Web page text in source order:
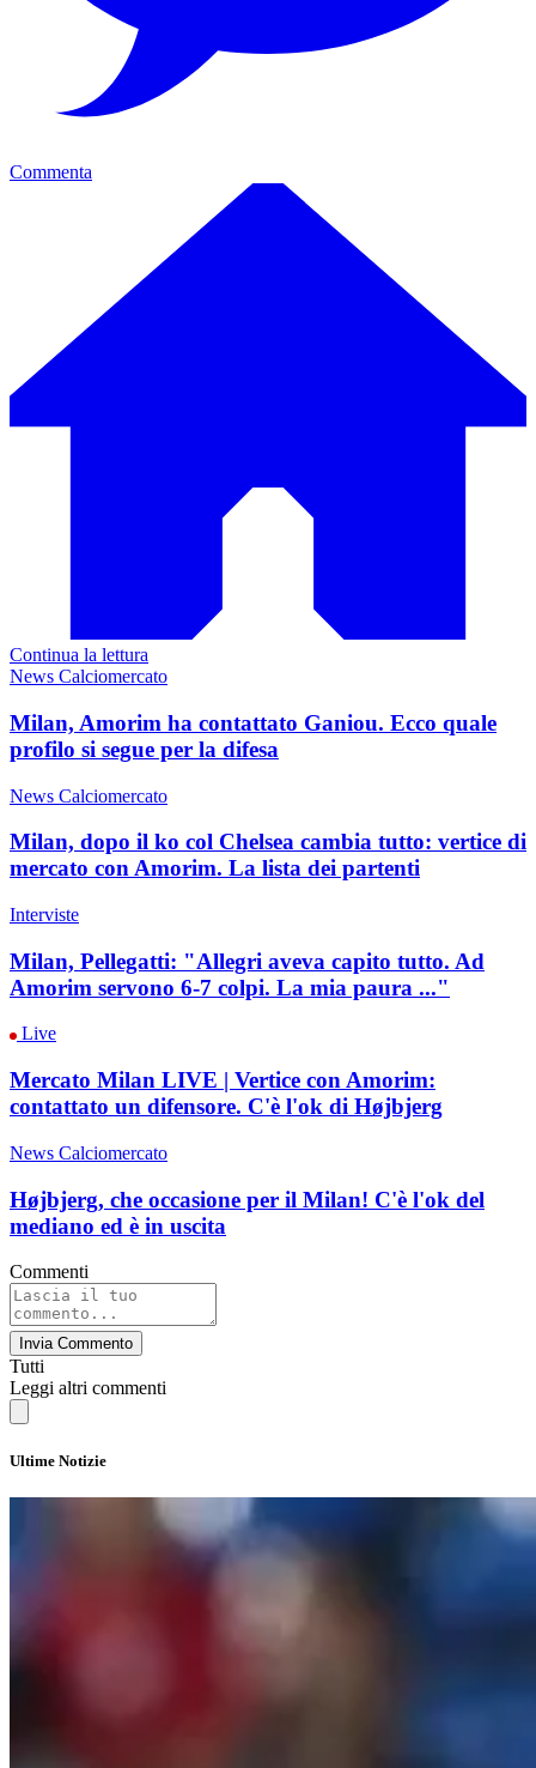
Commenta
Continua la lettura
News Calciomercato
Milan, Amorim ha contattato Ganiou. Ecco quale
profilo si segue per la difesa
News Calciomercato
Milan, dopo il ko col Chelsea cambia tutto: vertice di
mercato con Amorim. La lista dei partenti
Interviste
Milan, Pellegatti: "Allegri aveva capito tutto. Ad
Amorim servono 6-7 colpi. La mia paura ..."
Live
Mercato Milan LIVE | Vertice con Amorim:
contattato un difensore. C'è l'ok di Højbjerg
News Calciomercato
Højbjerg, che occasione per il Milan! C'è l'ok del
mediano ed è in uscita
Commenti
Invia Commento
Tutti
Leggi altri commenti
Ultime Notizie